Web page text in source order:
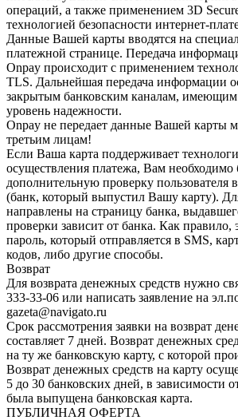
операций, а также применением 3D
технологией безопасности интернет-
Данные Вашей карты вводятся на
платежной странице. Передача
Onpay происходит с применением
TLS. Дальнейшая передача информации
закрытым банковским каналам,
уровень надежности.
Onpay не передает данные Вашей карты
третьим лицам!
Если Ваша карта поддерживает
осуществления платежа, Вам необходимо
дополнительную проверку пользователя
(банк, который выпустил Вашу карту).
направлены на страницу банка,
проверки зависит от банка. Как правило,
пароль, который отправляется в SMS,
кодов, либо другие способы.
Возврат
Для возврата денежных средств нужно
333-33-06 или написать заявление на
gazeta@navigato.ru
Срок рассмотрения заявки на возврат
составляет 7 дней. Возврат денежных
на ту же банковскую карту, с которой
Возврат денежных средств на карту
5 до 30 банковских дней, в зависимости
была выпущена банковская карта.
ПУБЛИЧНАЯ ОФЕРТА